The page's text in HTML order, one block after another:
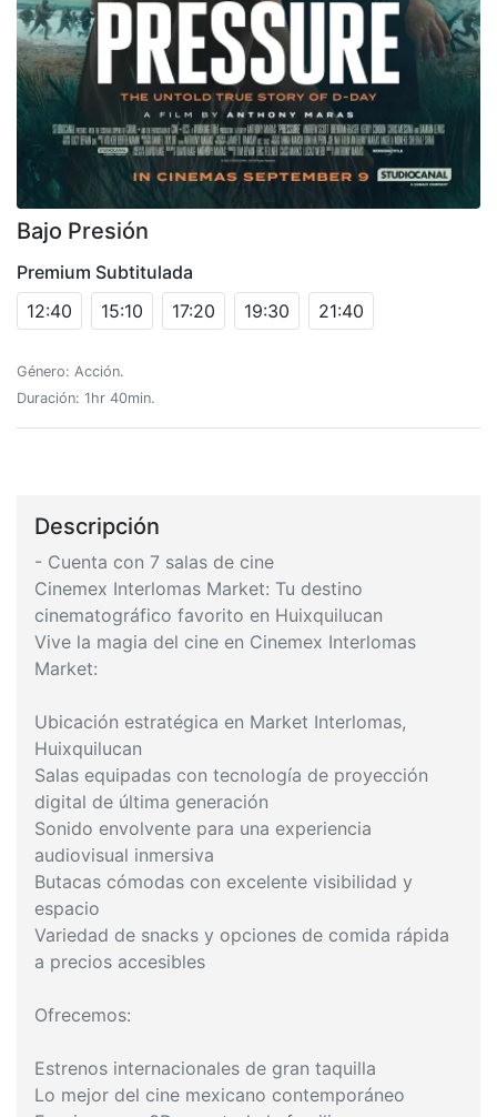
Bajo Presión
Premium Subtitulada
12:40
15:10 17:20 19:30 21:40
Género: Acción.
Duración: 1hr 40min.
Descripción
- Cuenta con 7 salas de cine
Cinemex Interlomas Market: Tu destino
cinematográfico favorito en Huixquilucan
Vive la magia del cine en Cinemex Interlomas
Market:
Ubicación estratégica en Market Interlomas,
Huixquilucan
Salas equipadas con tecnología de proyección
digital de última generación
Sonido envolvente para una experiencia
audiovisual inmersiva
Butacas cómodas con excelente visibilidad y
espacio
Variedad de snacks y opciones de comida rápida
a precios accesibles
Ofrecemos:
Estrenos internacionales de gran taquilla
Lo mejor del cine mexicano contemporáneo